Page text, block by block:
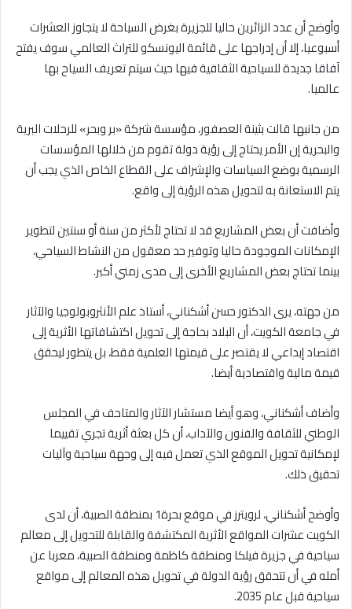
وأوضح أن عدد الزائرين حاليا للجزيرة بغرض السياحة لا يتجاوز العشرات
أسبوعيا، إلا أن إدراجها على قائمة اليونسكو للتراث العالمي سوف يفتح
آفاقا جديدة للسياحية الثقافية فيها حيث سيتم تعريف السياح بها
عالميا.
من جانبها قالت بثينة العصفور، مؤسسة شركة «بر وبحر» للرحلات البرية
والبحرية إن الأمر يحتاج إلى رؤية دولة تقوم من خلالها المؤسسات
الرسمية بوضع السياسات والإشراف على القطاع الخاص الذي يجب أن
يتم الاستعانة به لتحويل هذه الرؤية إلى واقع.
وأضافت أن بعض المشاريع قد لا تحتاج لأكثر من سنة أو سنتين لتطوير
الإمكانات الموجودة حاليا وتوفير حد معقول من النشاط السياحي،
بينما تحتاج بعض المشاريع الأخرى إلى مدى زمني أكبر.
من جهته، يرى الدكتور حسن أشكناني، أستاذ علم الأنثروبولوجيا والآثار
في جامعة الكويت، أن البلاد بحاجة إلى تحويل اكتشافاتها الأثرية إلى
اقتصاد إبداعي لا يقتصر على قيمتها العلمية فقط، بل يتطور ليحقق
قيمة مالية واقتصادية أيضا.
وأضاف أشكناني، وهو أيضا مستشار الآثار والمتاحف في المجلس
الوطني للثقافة والفنون والآداب، أن كل بعثة أثرية تجري تقييما
لإمكانية تحويل الموقع الذي تعمل فيه إلى وجهة سياحية وآليات
تحقيق ذلك.
وأوضح أشكناني، لرويترز في موقع بحرة1 بمنطقة الصبية، أن لدى
الكويت عشرات المواقع الأثرية المكتشفة والقابلة للتحويل إلى معالم
سياحية في جزيرة فيلكا ومنطقة كاظمة ومنطقة الصبية، معربا عن
أمله في أن تتحقق رؤية الدولة في تحويل هذه المعالم إلى مواقع
سياحية قبل عام 2035.